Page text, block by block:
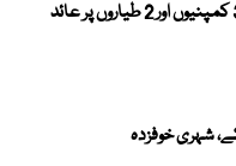
امریکا نے ایران سے منسلک 3 کمپنیوں اور 2 طیاروں پر عائد
شہری خوفزدہ